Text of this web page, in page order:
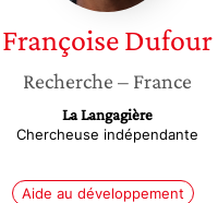
Françoise Dufour
Recherche – France
La Langagière
Chercheuse indépendante
Aide au développement